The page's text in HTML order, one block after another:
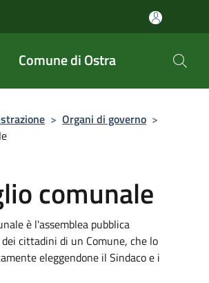
Comune di Ostra
> Organi di governo >
comunale
è l'assemblea pubblica
cittadini di un Comune, che lo
eleggendone il Sindaco e i